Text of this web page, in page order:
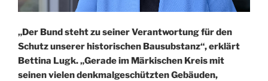
„Der Bund steht zu seiner Verantwortung für den
Schutz unserer historischen Bausubstanz“, erklärt
Bettina Lugk. „Gerade im Märkischen Kreis mit
seinen vielen denkmalgeschützten Gebäuden,